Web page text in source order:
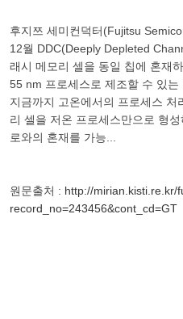
후지쯔 세미컨덕터(Fujitsu
12월 DDC(Deeply Depleted
래시 메모리 셀을 동일 칩에 혼재
55 nm 프로세스로 제조할 수 있는
지금까지 고온에서의 프로세스 처
리 셀을 저온 프로세스만으로 형
로와의 혼재를 가능...
원문출처 : http://mirian.kisti.re.kr/
record_no=243456&cont_cd=GT